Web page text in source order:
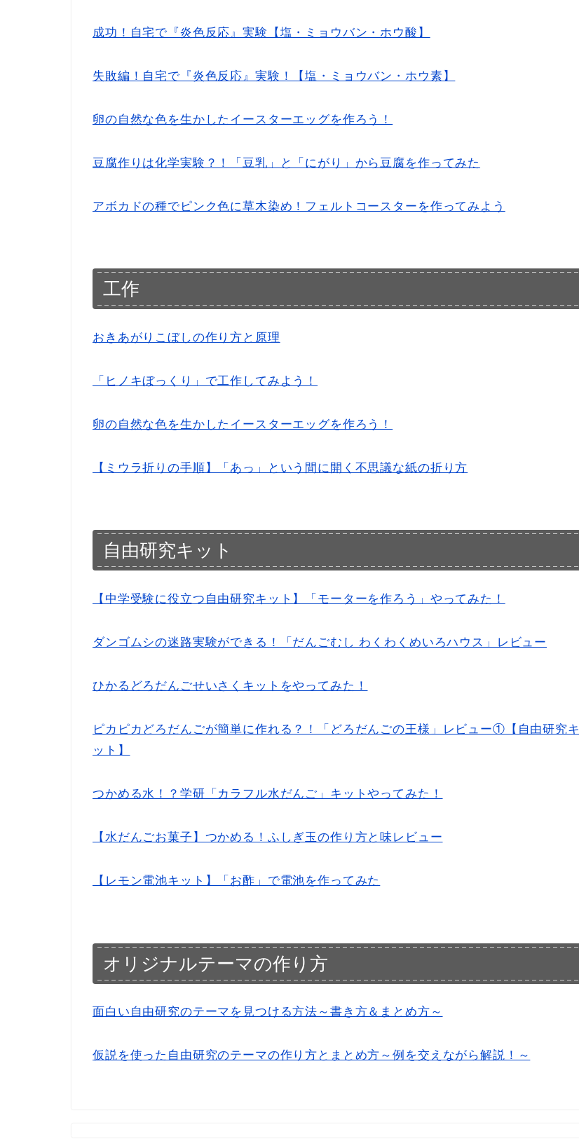
成功！自宅で『炎色反応』実験【塩・ミョウバン・ホウ酸】
失敗編！自宅で『炎色反応』実験！【塩・ミョウバン・ホウ素】
卵の自然な色を生かしたイースターエッグを作ろう！
豆腐作りは化学実験？！「豆乳」と「にがり」から豆腐を作ってみた
アボカドの種でピンク色に草木染め！フェルトコースターを作ってみよう
工作
おきあがりこぼしの作り方と原理
「ヒノキぼっくり」で工作してみよう！
卵の自然な色を生かしたイースターエッグを作ろう！
【ミウラ折りの手順】「あっ」という間に開く不思議な紙の折り方
自由研究キット
【中学受験に役立つ自由研究キット】「モーターを作ろう」やってみた！
ダンゴムシの迷路実験ができる！「だんごむし わくわくめいろハウス」レビュー
ひかるどろだんごせいさくキットをやってみた！
ピカピカどろだんごが簡単に作れる？！「どろだんごの王様」レビュー①【自由研究キ
ット】
つかめる水！？学研「カラフル水だんご」キットやってみた！
【水だんごお菓子】つかめる！ふしぎ玉の作り方と味レビュー
【レモン電池キット】「お酢」で電池を作ってみた
オリジナルテーマの作り方
面白い自由研究のテーマを見つける方法～書き方＆まとめ方～
仮説を使った自由研究のテーマの作り方とまとめ方～例を交えながら解説！～